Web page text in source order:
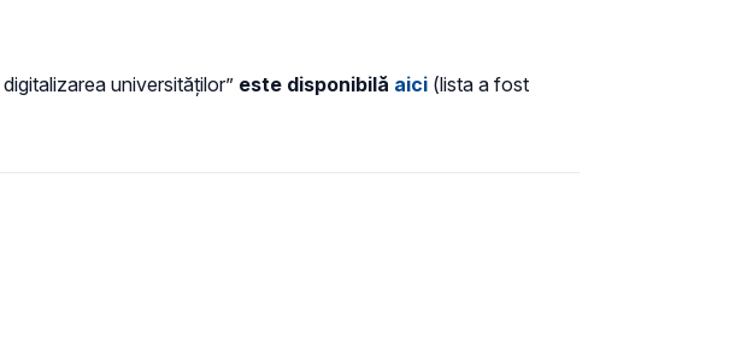
universităților” este disponibilă aici (lista a fost